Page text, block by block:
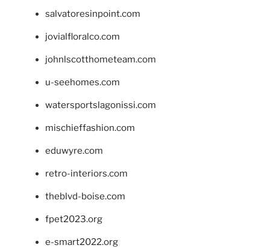
salvatoresinpoint.com
jovialfloralco.com
johnlscotthometeam.com
u-seehomes.com
watersportslagonissi.com
mischieffashion.com
eduwyre.com
retro-interiors.com
theblvd-boise.com
fpet2023.org
e-smart2022.org